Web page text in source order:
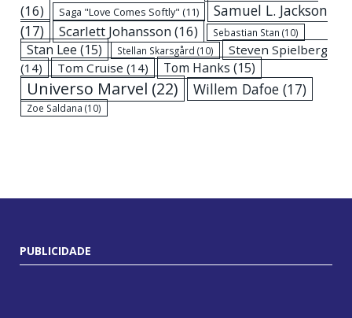
(16)
Saga "Love Comes Softly" (11)
Samuel L. Jackson
(17)
Scarlett Johansson (16) Sebastian Stan (10)
Stan Lee (15) Stellan Skarsgård (10)
Steven Spielberg
(14)
Tom Cruise (14) Tom Hanks (15)
Universo Marvel (22) Willem Dafoe (17)
Zoe Saldana (10)
PUBLICIDADE